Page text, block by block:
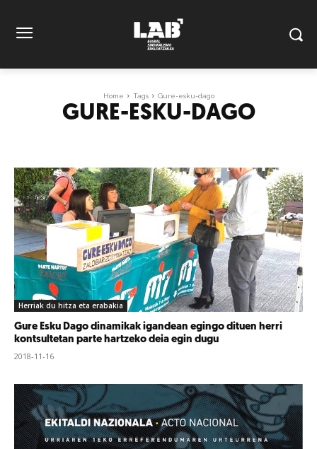
Home Tags Gure-esku-dago
GURE-ESKU-DAGO
Herriak du hitza eta erabakia
Gure Esku Dago dinamikak igandean egingo dituen herri
kontsultetan parte hartzeko deia egin dugu
2018-11-16